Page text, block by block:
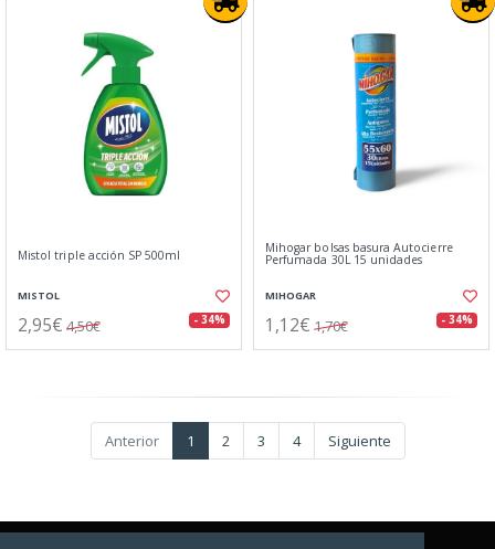
Mistol triple acción SP 500ml
MISTOL
2,95€ 4,50€ - 34%
Mihogar bolsas basura Autocierre
Perfumada 30L 15 unidades
MIHOGAR
1,12€ 1,70€ - 34%
Anterior 1 2 3 4 Siguiente